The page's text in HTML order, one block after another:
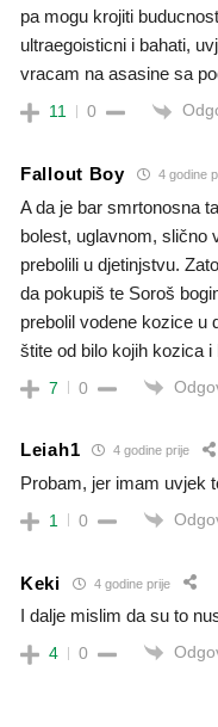
pa mogu krojiti
ultraegoisticni i bahati,
vracam na asasine sa
11 0
Fallout Boy 4 godine
A da je bar smrtonosna
bolest, uglavnom, slično
prebolili u djetinjstvu.
da pokupiš te Soroš
prebolil vodene kozice u
štite od bilo kojih kozica i
7 0
Leiah1 4 godine prije
Probam, jer imam uvjek
1 0
Keki 4 godine prije
I dalje mislim da su to
4 0